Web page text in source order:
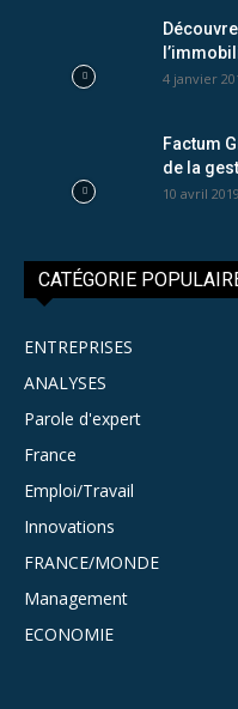
4 janvier
Factum
de la
10 avril 2019
CATÉGORIE
ENTREPRISES
ANALYSES
Parole d'expert
France
Emploi/Travail
Innovations
FRANCE/MONDE
Management
ECONOMIE